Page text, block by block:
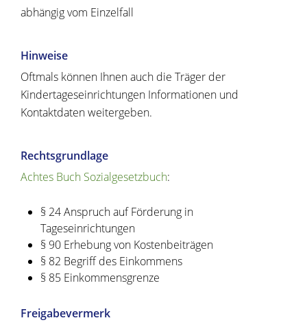
abhängig vom Einzelfall
Hinweise
Oftmals können Ihnen auch die Träger der
Kindertageseinrichtungen Informationen und
Kontaktdaten weitergeben.
Rechtsgrundlage
Achtes Buch Sozialgesetzbuch:
§ 24 Anspruch auf Förderung in
Tageseinrichtungen
§ 90 Erhebung von Kostenbeiträgen
§ 82 Begriff des Einkommens
§ 85 Einkommensgrenze
Freigabevermerk